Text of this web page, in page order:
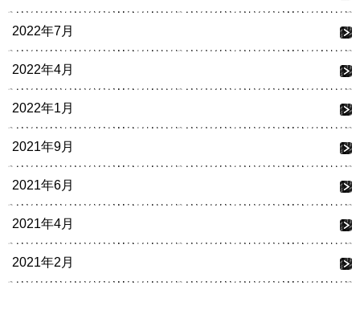
2022年7月
2022年4月
2022年1月
2021年9月
2021年6月
2021年4月
2021年2月